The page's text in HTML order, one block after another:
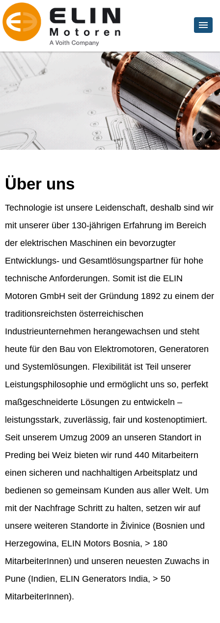
Über uns
Technologie ist unsere Leidenschaft, deshalb sind wir
mit unserer über 130-jährigen Erfahrung im Bereich
der elektrischen Maschinen ein bevorzugter
Entwicklungs- und Gesamtlösungspartner für hohe
technische Anforderungen. Somit ist die ELIN
Motoren GmbH seit der Gründung 1892 zu einem der
traditionsreichsten österreichischen
Industrieunternehmen herangewachsen und steht
heute für den Bau von Elektromotoren, Generatoren
und Systemlösungen. Flexibilität ist Teil unserer
Leistungsphilosophie und ermöglicht uns so, perfekt
maßgeschneiderte Lösungen zu entwickeln –
leistungsstark, zuverlässig, fair und kostenoptimiert.
Seit unserem Umzug 2009 an unseren Standort in
Preding bei Weiz bieten wir rund 440 Mitarbeitern
einen sicheren und nachhaltigen Arbeitsplatz und
bedienen so gemeinsam Kunden aus aller Welt. Um
mit der Nachfrage Schritt zu halten, setzen wir auf
unsere weiteren Standorte in Živinice (Bosnien und
Herzegowina, ELIN Motors Bosnia, > 180
MitarbeiterInnen) und unseren neuesten Zuwachs in
Pune (Indien, ELIN Generators India, > 50
MitarbeiterInnen).